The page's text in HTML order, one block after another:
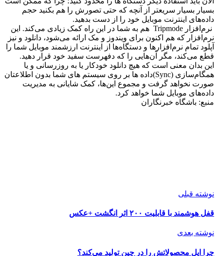
بسیار بسیار سریعتر از آنچه که حتی تصورش را هم بکنید حجم
داده‌های اینترنت موبایل خود را از دست بدهید.
نرم‌افزار Tripmode هم به شما در این راه کمک زیادی می‌کند. این
نرم‌افزار که هم اکنون برای ویندوز و مک ارائه می‌شود، دانلود و نیز
آپلود تمام نرم‌افزارها و دستگاه‌ها از اینترنت ارزشمند موبایل شما را
قطع می‌کند، مگر آن‌هایی را که دفهرست سفید خود قرار دهید.
این بدان معنی است که هیچ دانلود خودکار یا به روزرسانی و یا
همگام‌سازی (Sync)داده ها بر روی سیستم های شما بدون اطلاعتان
صورت نخواهد گرفت و مجموع این‌ها، کمک شایانی به مدیریت
داده‌های موبایل شما خواهد کرد.
منبع: باشگاه خبرنگاران
نوشته قبلی
قفل هوشمند با قابلیت ۲۰۰ اثر انگشت +عکس
نوشته بعدی
چرا اپل محصولاتش را در چین تولید می‌کند؟